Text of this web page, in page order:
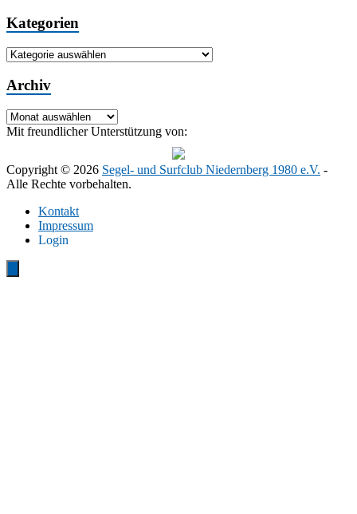
Kategorien
Kategorien
Archiv
Archiv
Mit freundlicher Unterstützung von:
Copyright © 2026 Segel- und Surfclub Niedernberg 1980 e.V. -
Alle Rechte vorbehalten.
Kontakt
Impressum
Login